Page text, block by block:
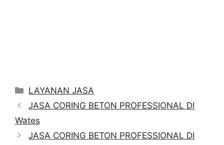
Categories
LAYANAN JASA
JASA CORING BETON PROFESSIONAL DI
Wates
JASA CORING BETON PROFESSIONAL DI